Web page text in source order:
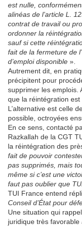
est nulle,
alinéas de l’article L.
contrat de travail ou
ordonner la
sauf si cette
fait de la fermeture de
d’emploi disponible ».
Autrement dit, en
précipitent pour
supprimer les emplois.
que la réintégration est
L’alternative est celle
possible, octroyées
En ce sens, contacté
Razkallah de la CGT
la réintégration des
fait de pouvoir
pas supprimés, mais
même si c’est une
faut pas oublier que
TUI France entend
Conseil d’État pour
Une situation qui
juridique très